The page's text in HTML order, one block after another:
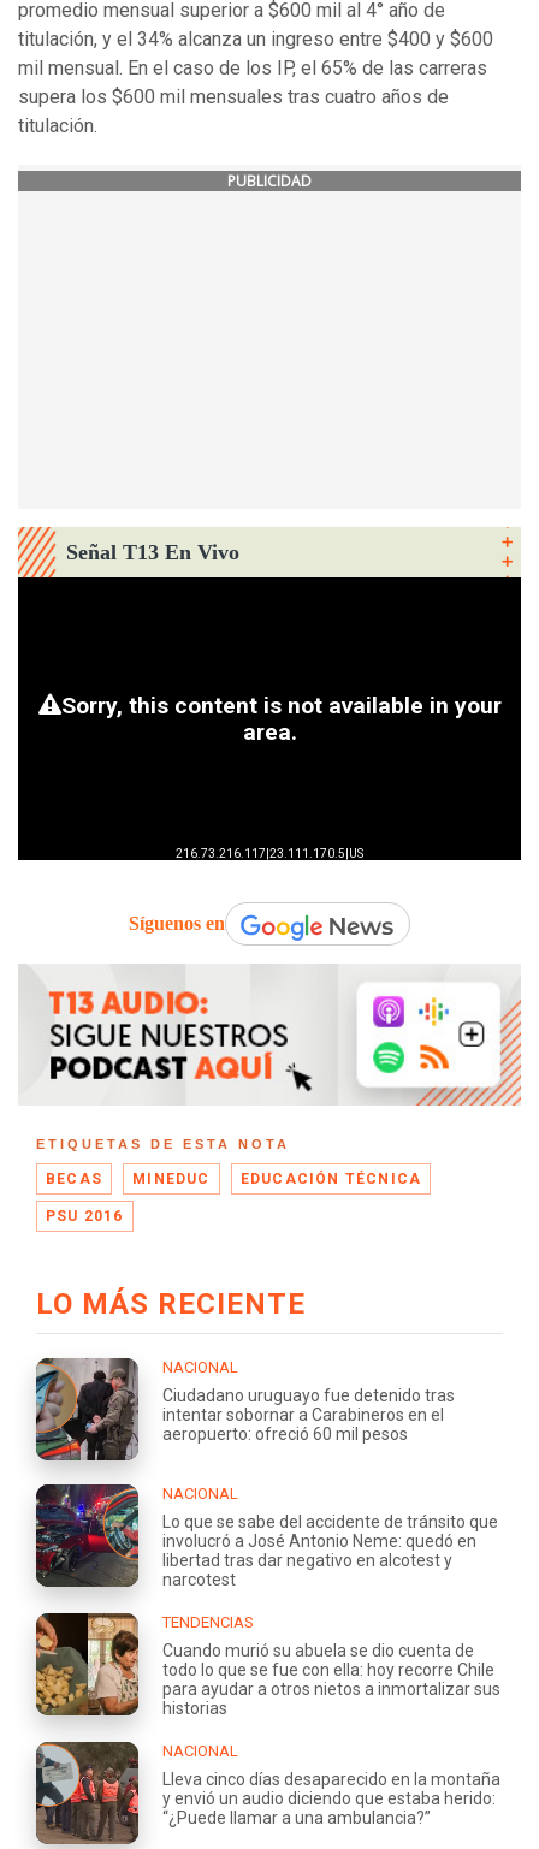
promedio mensual superior a $600 mil al 4° año de
titulación, y el 34% alcanza un ingreso entre $400 y $600
mil mensual. En el caso de los IP, el 65% de las carreras
supera los $600 mil mensuales tras cuatro años de
titulación.
PUBLICIDAD
Señal T13 En Vivo
Síguenos en
ETIQUETAS DE ESTA NOTA
BECAS MINEDUC EDUCACIÓN TÉCNICA
PSU 2016
LO MÁS RECIENTE
NACIONAL
Ciudadano uruguayo fue detenido tras
intentar sobornar a Carabineros en el
aeropuerto: ofreció 60 mil pesos
NACIONAL
Lo que se sabe del accidente de tránsito que
involucró a José Antonio Neme: quedó en
libertad tras dar negativo en alcotest y
narcotest
TENDENCIAS
Cuando murió su abuela se dio cuenta de
todo lo que se fue con ella: hoy recorre Chile
para ayudar a otros nietos a inmortalizar sus
historias
NACIONAL
Lleva cinco días desaparecido en la montaña
y envió un audio diciendo que estaba herido:
“¿Puede llamar a una ambulancia?”